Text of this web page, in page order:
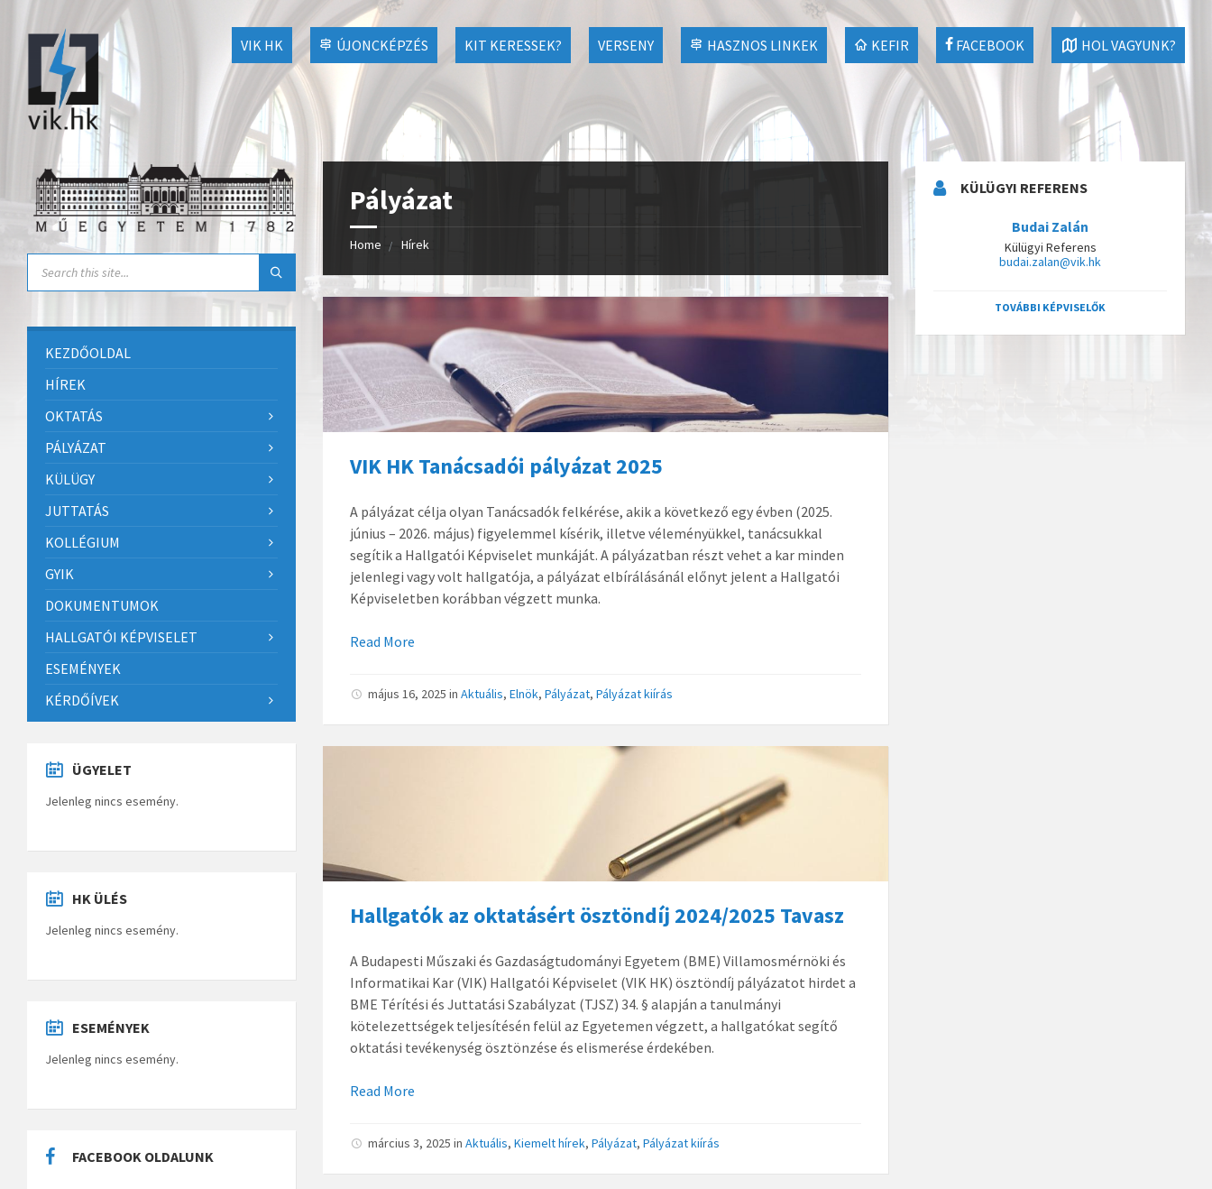
VIK HK ÚJONCKÉPZÉS KIT KERESSEK? VERSENY HASZNOS LINKEK KEFIR FACEBOOK HOL VAGYUNK?
Pályázat
Home Hírek
VIK HK Tanácsadói pályázat 2025
A pályázat célja olyan Tanácsadók felkérése, akik a következő egy évben (2025.
június – 2026. május) figyelemmel kísérik, illetve véleményükkel, tanácsukkal
segítik a Hallgatói Képviselet munkáját. A pályázatban részt vehet a kar minden
jelenlegi vagy volt hallgatója, a pályázat elbírálásánál előnyt jelent a Hallgatói
Képviseletben korábban végzett munka.
Read More
május 16, 2025inAktuális,Elnök,Pályázat,Pályázat kiírás
Hallgatók az oktatásért ösztöndíj 2024/2025 Tavasz
A Budapesti Műszaki és Gazdaságtudományi Egyetem (BME) Villamosmérnöki és
Informatikai Kar (VIK) Hallgatói Képviselet (VIK HK) ösztöndíj pályázatot hirdet a
BME Térítési és Juttatási Szabályzat (TJSZ) 34. § alapján a tanulmányi
kötelezettségek teljesítésén felül az Egyetemen végzett, a hallgatókat segítő
oktatási tevékenység ösztönzése és elismerése érdekében.
Read More
március 3, 2025inAktuális,Kiemelt hírek,Pályázat,Pályázat kiírás
KEZDŐOLDAL
HÍREK
OKTATÁS
PÁLYÁZAT
KÜLÜGY
JUTTATÁS
KOLLÉGIUM
GYIK
DOKUMENTUMOK
HALLGATÓI KÉPVISELET
ESEMÉNYEK
KÉRDŐÍVEK
ÜGYELET
Jelenleg nincs esemény.
HK ÜLÉS
Jelenleg nincs esemény.
ESEMÉNYEK
Jelenleg nincs esemény.
FACEBOOK OLDALUNK
KÜLÜGYI REFERENS
Budai Zalán
Külügyi Referens
budai.zalan@vik.hk
TOVÁBBI KÉPVISELŐK